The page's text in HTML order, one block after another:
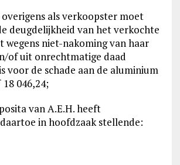
als verkoopster moet
deugdelijkheid van het verkochte
wegens niet-nakoming van haar
of uit onrechtmatige daad
voor de schade aan de aluminium
046,24;
van A.E.H. heeft
in hoofdzaak stellende: